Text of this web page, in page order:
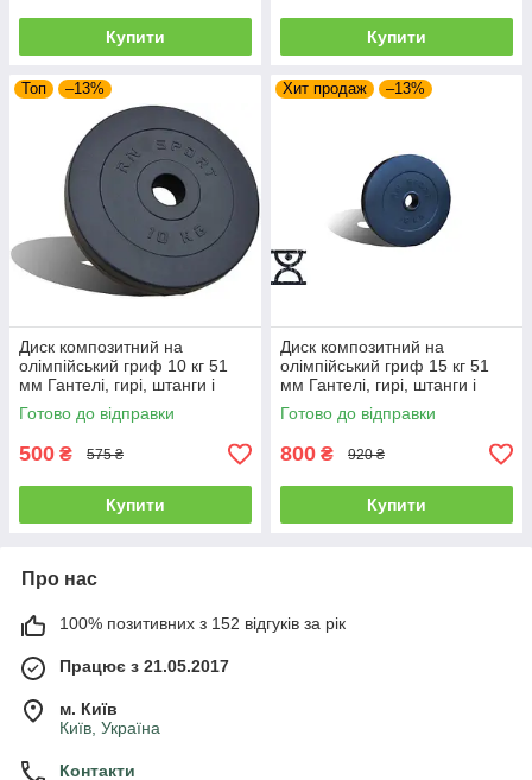
Купити Купити
Топ –13%
Диск композитний на
олімпійський гриф 10 кг 51
мм Гантелі, гирі, штанги і
диски з АВС покриттям
Готово до відправки
500 ₴ 575 ₴
Купити
Хит продаж –13%
Диск композитний на
олімпійський гриф 15 кг 51
мм Гантелі, гирі, штанги і
диски з АВС покриттям
Готово до відправки
800 ₴ 920 ₴
Купити
Про нас
100% позитивних з 152 відгуків за рік
Працює з 21.05.2017
м. Київ
Київ, Україна
Контакти